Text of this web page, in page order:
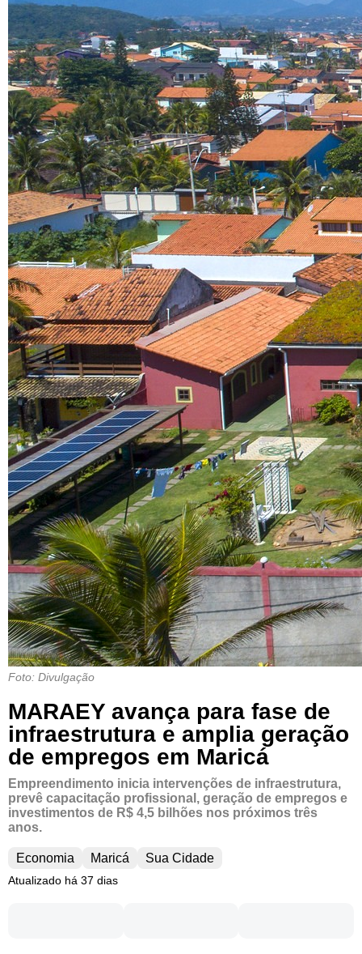
Foto: Divulgação
MARAEY avança para fase de
infraestrutura e amplia geração
de empregos em Maricá
Empreendimento inicia intervenções de infraestrutura,
prevê capacitação profissional, geração de empregos e
investimentos de R$ 4,5 bilhões nos próximos três
anos.
Economia Maricá Sua Cidade
Atualizado há 37 dias